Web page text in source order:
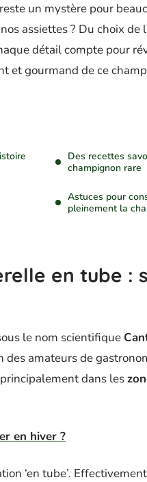
un mystère pour
assiettes ? Du choix de
détail compte pour
et gourmand de ce
Des recettes
champignon rare
Astuces pour
pleinement la
en tube :
le nom scientifique
amateurs de
dans les
en hiver ?
‘en tube’.